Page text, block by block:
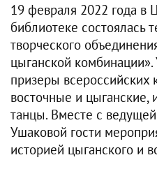
19 февраля 2022 года в
библиотеке состоялась
творческого
цыганской комбинации».
призеры всероссийских
восточные и цыганские,
танцы. Вместе с
Ушаковой гости
историей цыганского и